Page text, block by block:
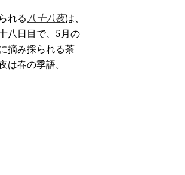
れる八十八夜は、
八日目で、5月の
摘み採られる茶
春の季語。